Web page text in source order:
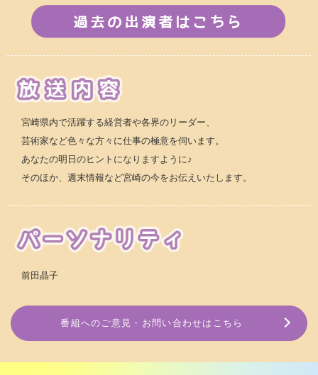
宮崎県内で活躍する経営者や各界のリーダー、
芸術家など色々な方々に仕事の極意を伺います。
あなたの明日のヒントになりますように♪
そのほか、週末情報など宮崎の今をお伝えいたします。
前田晶子
番組へのご意見・お問い合わせはこちら